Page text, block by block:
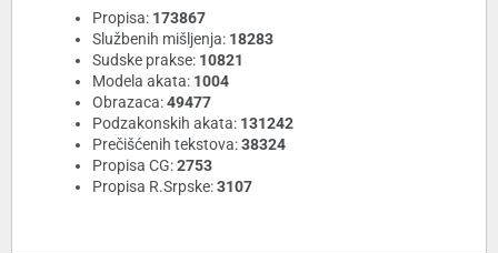
Propisa: 173867
Službenih mišljenja: 18283
Sudske prakse: 10821
Modela akata: 1004
Obrazaca:49477
Podzakonskih akata: 131242
Prečišćenih tekstova:38324
Propisa CG:2753
Propisa R.Srpske:3107